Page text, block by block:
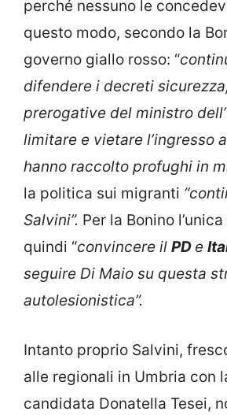
perché nessuno le
questo modo, secondo la
governo giallo rosso: “
difendere i decreti
prerogative del ministro
limitare e vietare l’ingresso
hanno raccolto profughi in
la politica sui migranti
Salvini”. Per la Bonino
quindi “convincere il PD e
seguire Di Maio su questa
autolesionistica”.
Intanto proprio Salvini,
alle regionali in Umbria con
candidata Donatella Tesei,